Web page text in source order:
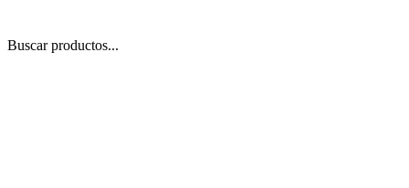
Buscar productos...